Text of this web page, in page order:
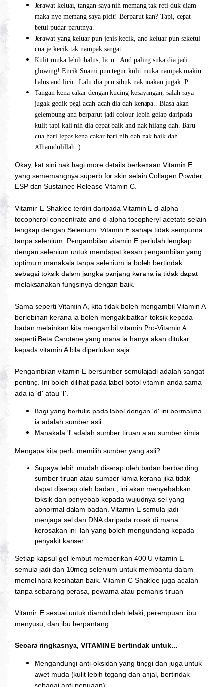
Jerawat keluar, tangan saya nih memang tak reti duk diam
maka nye memang saya picit! Berparut kan? Tapi, cepat
betul pudar parutnya.
Jerawat yang keluar pun jenis kecik, and keluar pun seketul
dua je kecik tak nampak sangat.
Kulit muka lebih halus, licin.. And paling suka dia jadi
glowing! Encik Suami pun tegur kulit muka nampak makin
halus and licin. Lalu dia pun sibuk nak makan jugak :P
Tangan kena cakar dengan kucing kesayangan, salah saya
jugak gedik pegi acah-acah dia dah kenapa.. Biasa akan
gelembung and berparut jadi colour lebih gelap daripada
kulit tapi kali nih dia cepat baik and nak hilang dah. Baru
dua hari lepas kena cakar hari nih dah nak baik dah..
Alhamdulillah :)
Okay, kat sini nak bagi more details berkenaan Vitamin E
yang sememangnya superb for skin selain Collagen Powder,
ESP dan Sustained Release Vitamin C.
Vitamin E Shaklee terdiri daripada Vitamin E d-alpha
tocopherol concentrate and d-alpha tocopheryl acetate selain
lengkap dengan Selenium. Vitamin E sahaja tidak sempurna
tanpa selenium. Pengambilan vitamin E perlulah lengkap
dengan selenium untuk mendapat kesan pengambilan yang
optimum manakala tanpa selenium ia boleh bertindak
sebagai toksik dalam jangka panjang kerana ia tidak dapat
melaksanakan fungsinya dengan baik.
Sama seperti Vitamin A, kita tidak boleh mengambil Vitamin A
berlebihan kerana ia boleh mengakibatkan toksik kepada
badan melainkan kita mengambil vitamin Pro-Vitamin A
seperti Beta Carotene yang mana ia hanya akan ditukar
kepada vitamin A bila diperlukan saja.
Pengambilan vitamin E bersumber semulajadi adalah sangat
penting. Ini boleh dilihat pada label botol vitamin anda sama
ada ia 'd' atau 'l'.
Bagi yang bertulis pada label dengan 'd' ini bermakna
ia adalah sumber asli.
Manakala 'l' adalah sumber tiruan atau sumber kimia.
Mengapa kita perlu memilih sumber yang asli?
Supaya lebih mudah diserap oleh badan berbanding
sumber tiruan atau sumber kimia kerana jika tidak
dapat diserap oleh badan , ini akan menyebabkan
toksik dan penyebab kepada wujudnya sel yang
abnormal dalam badan. Vitamin E semula jadi
menjaga sel dan DNA daripada rosak di mana
kerosakan ini lah yang boleh mengundang kepada
penyakit kanser.
Setiap kapsul gel lembut memberikan 400IU vitamin E
semula jadi dan 10mcg selenium untuk membantu dalam
memelihara kesihatan baik. Vitamin C Shaklee juga adalah
tanpa sebarang perasa, pewarna atau pemanis tiruan.
Vitamin E sesuai untuk diambil oleh lelaki, perempuan, ibu
menyusu, dan ibu berpantang.
Secara ringkasnya, VITAMIN E bertindak untuk...
Mengandungi anti-oksidan yang tinggi dan juga untuk
awet muda (kulit lebih tegang dan anjal, bertindak
sebagai anti-penuaan)